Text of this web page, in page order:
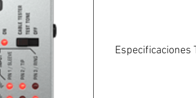
Especificaciones